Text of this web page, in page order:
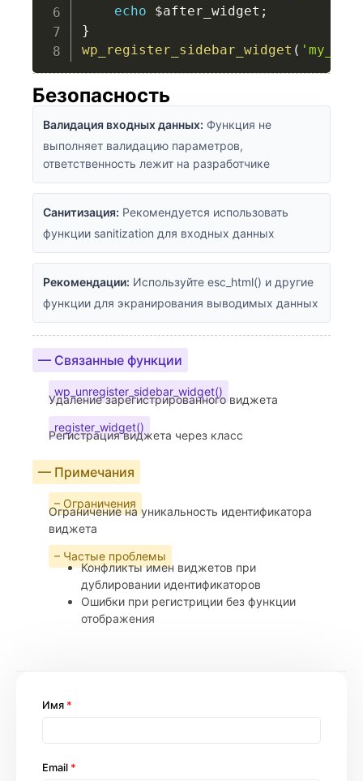
echo
$after_widget ;
}
wp_register_sidebar_widget (
Безопасность
Валидация входных данных: Функция не
выполняет валидацию параметров,
ответственность лежит на разработчике
Санитизация: Рекомендуется использовать
функции sanitization для входных данных
Рекомендации: Используйте esc_html() и другие
функции для экранирования выводимых данных
— Связанные функции
wp_unregister_sidebar_widget()
Удаление зарегистрированного виджета
register_widget()
Регистрация виджета через класс
— Примечания
– Ограничения
Ограничение на уникальность идентификатора
виджета
– Частые проблемы
Конфликты имен виджетов при
дублировании идентификаторов
Ошибки при регистриции без функции
отображения
Имя *
Email *